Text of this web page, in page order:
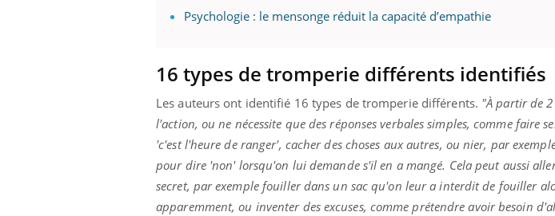
Psychologie : le mensonge réduit la capacité d’empathie
16 types de tromperie différents identifiés
Les auteurs ont identifié 16 types de tromperie différents. "À partir de
l'action, ou ne nécessite que des réponses verbales simples, comme faire
'c'est l'heure de ranger', cacher des choses aux autres, ou nier, par
pour dire 'non' lorsqu'on lui demande s'il en a mangé. Cela peut aussi
secret, par exemple fouiller dans un sac qu'on leur a interdit de fouiller
apparemment, ou inventer des excuses, comme prétendre avoir besoin